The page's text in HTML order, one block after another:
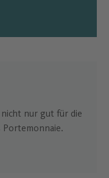
nur gut für die
Portemonnaie.